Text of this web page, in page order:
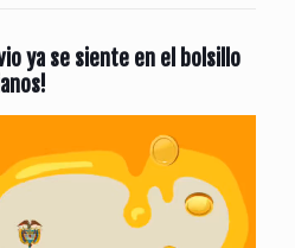
ya se siente en el bolsillo